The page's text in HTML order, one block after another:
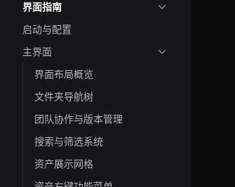
界面指南
启动与配置
主界面
界面布局概览
文件夹导航树
团队协作与版本管理
搜索与筛选系统
资产展示网格